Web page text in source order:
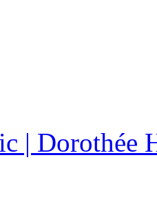
| Dorothée